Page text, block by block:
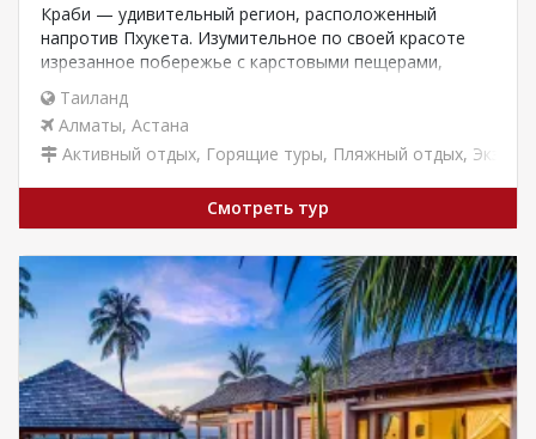
Краби — удивительный регион, расположенный
напротив Пхукета. Изумительное по своей красоте
изрезанное побережье с карстовыми пещерами,
белоснежными пляжами и изумрудными…
Таиланд
Алматы, Астана
Активный отдых, Горящие туры, Пляжный отдых,
Смотреть тур